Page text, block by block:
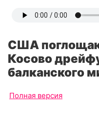
США
Косово
балканского
Полная версия